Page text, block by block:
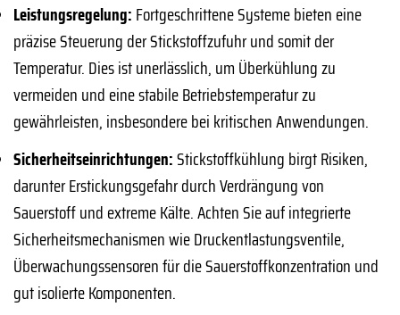
Leistungsregelung: Fortgeschrittene Systeme bieten eine
präzise Steuerung der Stickstoffzufuhr und somit der
Temperatur. Dies ist unerlässlich, um Überkühlung zu
vermeiden und eine stabile Betriebstemperatur zu
gewährleisten, insbesondere bei kritischen Anwendungen.
Sicherheitseinrichtungen:Stickstoffkühlung birgt Risiken,
darunter Erstickungsgefahr durch Verdrängung von
Sauerstoff und extreme Kälte. Achten Sie auf integrierte
Sicherheitsmechanismen wie Druckentlastungsventile,
Überwachungssensoren für die Sauerstoffkonzentration und
gut isolierte Komponenten.